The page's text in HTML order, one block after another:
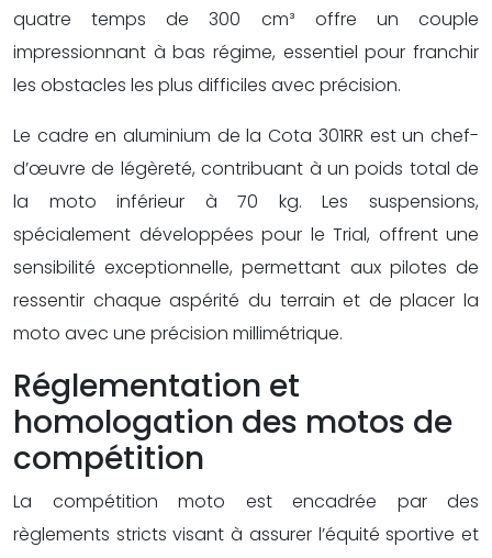
quatre temps de 300 cm³ offre un couple
impressionnant à bas régime, essentiel pour franchir
les obstacles les plus difficiles avec précision.
Le cadre en aluminium de la Cota 301RR est un chef-
d’œuvre de légèreté, contribuant à un poids total de
la moto inférieur à 70 kg. Les suspensions,
spécialement développées pour le Trial, offrent une
sensibilité exceptionnelle, permettant aux pilotes de
ressentir chaque aspérité du terrain et de placer la
moto avec une précision millimétrique.
Réglementation et
homologation des motos de
compétition
La compétition moto est encadrée par des
règlements stricts visant à assurer l’équité sportive et